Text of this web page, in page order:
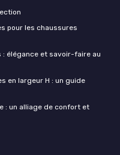
pour les chaussures
élégance et savoir-faire au
en largeur H : un guide
: un alliage de confort et